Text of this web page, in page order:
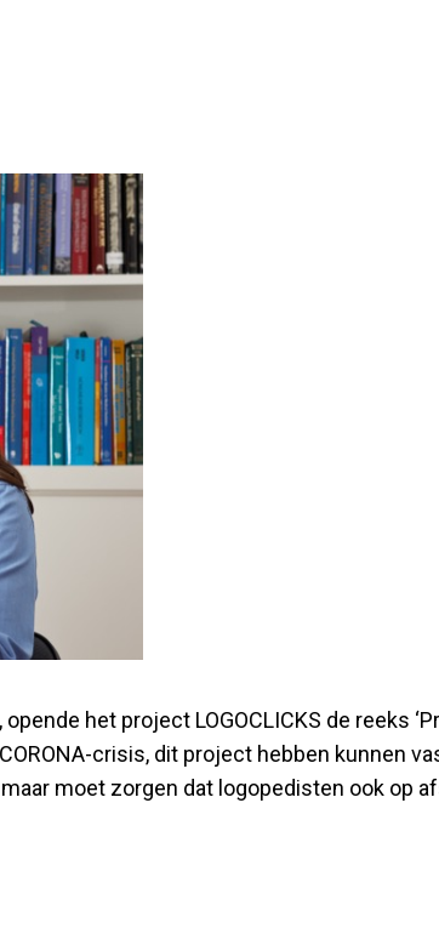
het project LOGOCLICKS de reeks
crisis, dit project hebben kunnen
moet zorgen dat logopedisten ook op